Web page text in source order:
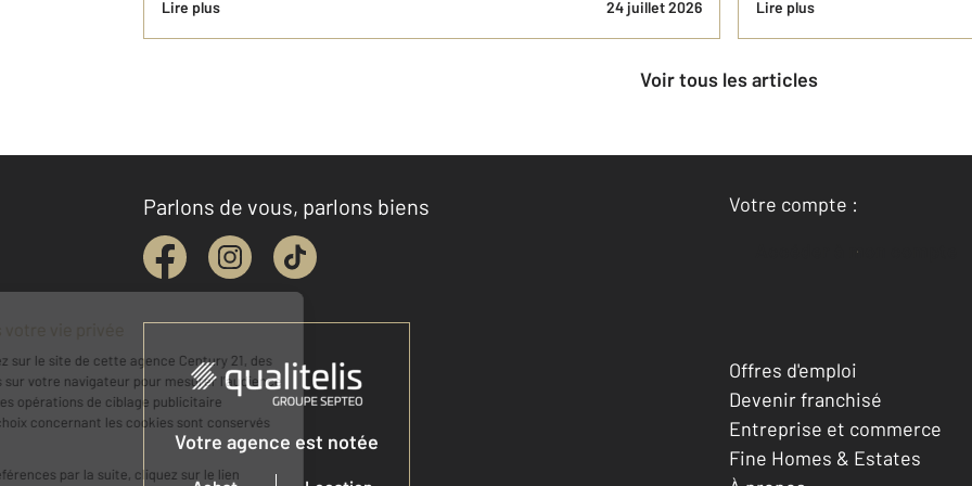
Lire plus 24 juillet 2026 Lire plus
Voir tous les articles
Parlons de vous, parlons biens
Votre compte :
Accéder à mon compte
Votre agence est notée
Offres d'emploi
Devenir franchisé
Entreprise et commerce
Fine Homes & Estates